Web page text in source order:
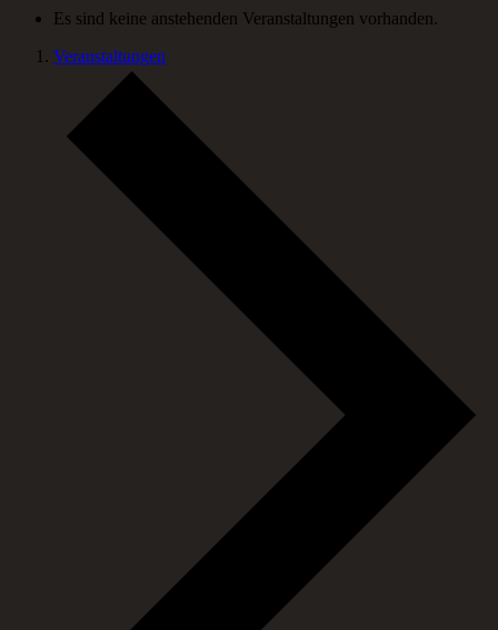
Es sind keine anstehenden Veranstaltungen vorhanden.
Veranstaltungen